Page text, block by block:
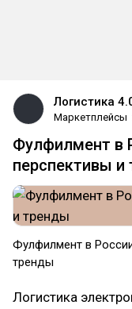
Логистика
Маркетплейсы
Фулфилмент в
перспективы и
Фулфилмент в
тренды
Логистика